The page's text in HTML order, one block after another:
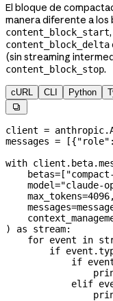
El bloque de
manera diferente a los
content_block_start
content_block_delta
(sin streaming
content_block_stop.
cURL CLI Python

client =
messages = [{"role"
with
    betas
= [
    model
="claude-
    max_tokens
=4096,
    messages
=
) as stream:
    for
event in
        if
            if
            elif